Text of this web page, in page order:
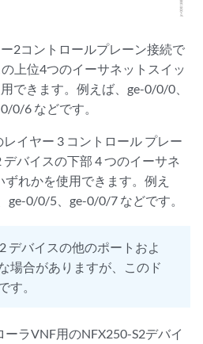
2コントロールプレーン接続で
上位4つのイーサネットスイッ
できます。例えば、ge-0/0/0、
0/6 などです。
イヤー 3 コントロール プレー
バイスの下部 4 つのイーサネ
れかを使用できます。例え
0/0/5、ge-0/0/7 などです。
デバイスの他のポートおよ
場合がありますが、このド
す。
ラVNF用のNFX250-S2デバイ